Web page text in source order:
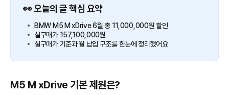
👀 오늘의 글 핵심 요약
BMW M5 M xDrive 6월 총 11,000,000원 할인
실구매가 157,100,000원
실구매가 기준과 월 납입 구조를 한눈에 정리했어요
M5 M xDrive 기본 제원은?